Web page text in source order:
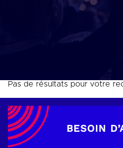
Pas de résultats pour votre
BESOIN